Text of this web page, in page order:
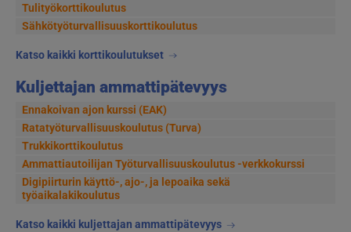
Tulityökorttikoulutus
Sähkötyöturvallisuuskorttikoulutus
Katso kaikki korttikoulutukset
Kuljettajan ammattipätevyys
Ennakoivan ajon kurssi (EAK)
Ratatyöturvallisuuskoulutus (Turva)
Trukkikorttikoulutus
Ammattiautoilijan Työturvallisuuskoulutus -verkkokurssi
Digipiirturin käyttö-, ajo-, ja lepoaika sekä
työaikalakikoulutus
Katso kaikki kuljettajan ammattipätevyys